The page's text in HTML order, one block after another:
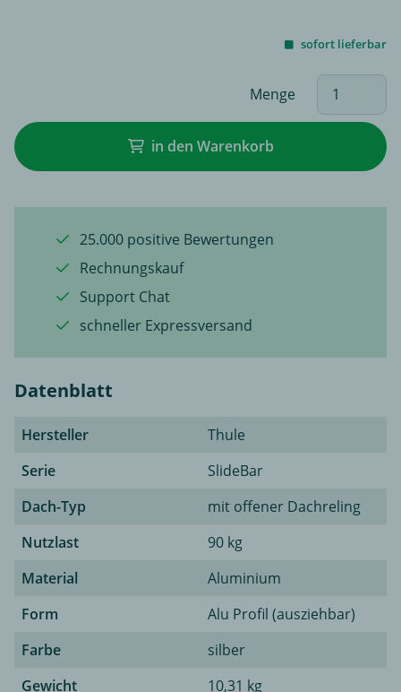
sofort lieferbar
Menge
in den Warenkorb
25.000 positive Bewertungen
Rechnungskauf
Support Chat
schneller Expressversand
Datenblatt
Hersteller
Thule
Serie
SlideBar
Dach-Typ
mit offener Dachreling
Nutzlast
90 kg
Material
Aluminium
Form
Alu Profil (ausziehbar)
Farbe
silber
Gewicht
10,31 kg